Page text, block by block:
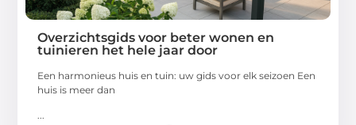
Overzichtsgids voor beter wonen en
tuinieren het hele jaar door
Een harmonieus huis en tuin: uw gids voor elk seizoen Een
huis is meer dan
...